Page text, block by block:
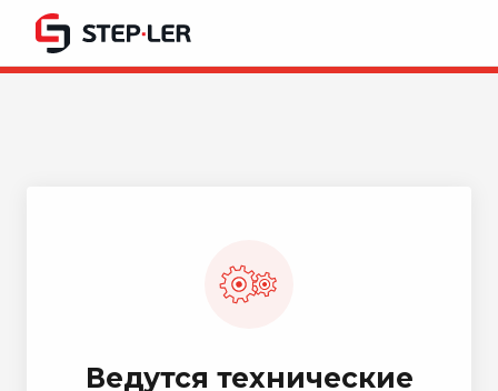
Ведутся технические